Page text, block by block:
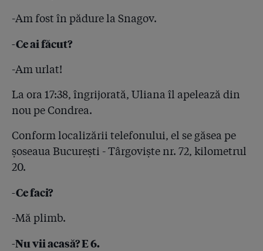
-Am fost în pădure la Snagov.
-Ce ai făcut?
-Am urlat!
La ora 17:38, îngrijorată, Uliana îl apelează din
nou pe Condrea.
Conform localizării telefonului, el se găsea pe
șoseaua București - Târgoviște nr. 72, kilometrul
20.
-Ce faci?
-Mă plimb.
-Nu vii acasă? E 6.